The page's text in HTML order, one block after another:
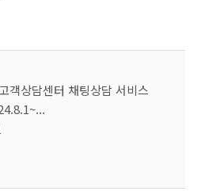
객상담센터 채팅상담 서비스